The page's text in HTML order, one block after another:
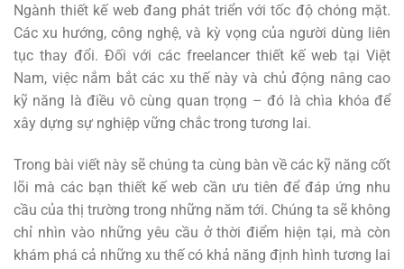
Ngành thiết kế web đang phát triển với tốc độ chóng mặt.
Các xu hướng, công nghệ, và kỳ vọng của người dùng liên
tục thay đổi. Đối với các freelancer thiết kế web tại Việt
Nam, việc nắm bắt các xu thế này và chủ động nâng cao
kỹ năng là điều vô cùng quan trọng – đó là chìa khóa để
xây dựng sự nghiệp vững chắc trong tương lai.
Trong bài viết này sẽ chúng ta cùng bàn về các kỹ năng cốt
lõi mà các bạn thiết kế web cần ưu tiên để đáp ứng nhu
cầu của thị trường trong những năm tới. Chúng ta sẽ không
chỉ nhìn vào những yêu cầu ở thời điểm hiện tại, mà còn
khám phá cả những xu thế có khả năng định hình tương lai